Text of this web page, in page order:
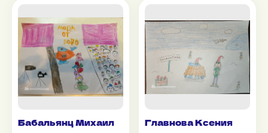
Бабальянц Михаил Главнова Ксения